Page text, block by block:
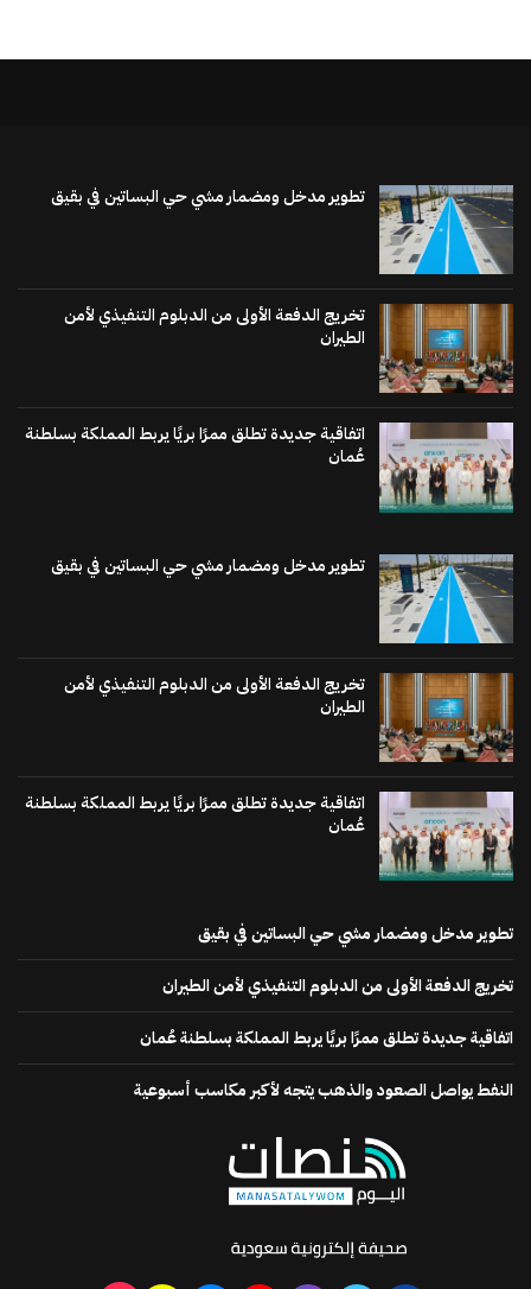
تطوير مدخل ومضمار مشي حي البساتين في بقيق
تخريج الدفعة الأولى من الدبلوم التنفيذي لأمن
الطيران
اتفاقية جديدة تطلق ممرًا بريًا يربط المملكة بسلطنة
عُمان
تطوير مدخل ومضمار مشي حي البساتين في بقيق
تخريج الدفعة الأولى من الدبلوم التنفيذي لأمن
الطيران
اتفاقية جديدة تطلق ممرًا بريًا يربط المملكة بسلطنة
عُمان
تطوير مدخل ومضمار مشي حي البساتين في بقيق
تخريج الدفعة الأولى من الدبلوم التنفيذي لأمن الطيران
اتفاقية جديدة تطلق ممرًا بريًا يربط المملكة بسلطنة عُمان
النفط يواصل الصعود والذهب يتجه لأكبر مكاسب أسبوعية